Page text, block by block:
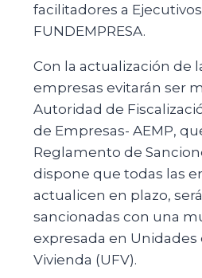
facilitadores a
FUNDEMPRESA.
Con la actualización de
empresas evitarán ser
Autoridad de
de Empresas- AEMP,
Reglamento de
dispone que todas las
actualicen en plazo,
sancionadas con una
expresada en
Vivienda (UFV).